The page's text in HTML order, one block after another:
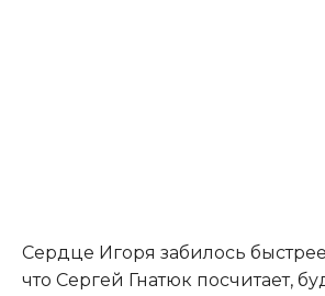
Сердце Игоря забилось
что Сергей Гнатюк посчитает,